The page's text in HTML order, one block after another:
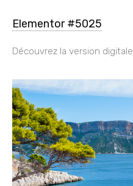
Elementor #5025
Découvrez la version digitale